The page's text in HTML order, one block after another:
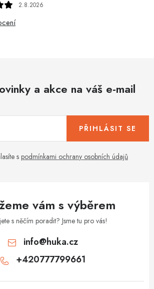
2.8.2026
a akce na váš e-mail
s podmínkami ochrany osobních údajů
PŘIHLÁSIT SE
vám s výběrem
s něčím poradit? Jsme tu pro vás!
info@huka.cz
+420777799661